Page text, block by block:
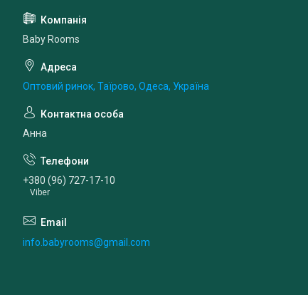
Baby Rooms
Оптовий ринок, Таїрово, Одеса, Україна
Анна
+380 (96) 727-17-10
Viber
info.babyrooms@gmail.com